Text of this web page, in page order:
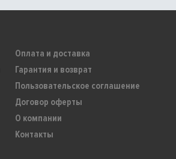
Оплата и доставка
Гарантия и возврат
Пользовательское соглашение
Договор оферты
О компании
Контакты